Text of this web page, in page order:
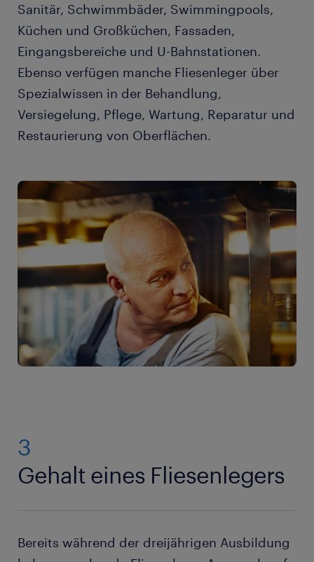
Sanitär, Schwimmbäder, Swimmingpools,
Küchen und Großküchen, Fassaden,
Eingangsbereiche und U-Bahnstationen.
Ebenso verfügen manche Fliesenleger über
Spezialwissen in der Behandlung,
Versiegelung, Pflege, Wartung, Reparatur und
Restaurierung von Oberflächen.
3
Gehalt eines Fliesenlegers
Bereits während der dreijährigen Ausbildung